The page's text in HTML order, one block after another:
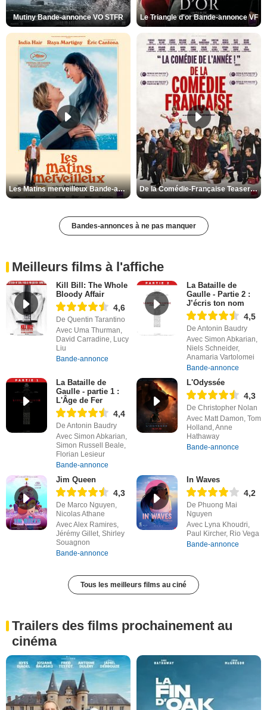
Mutiny Bande-annonce VO STFR Le Triangle d'or Bande-annonce VF
Les Matins merveilleux Bande-annonce VF De la Comédie-Française Teaser VF
Bandes-annonces à ne pas manquer
Meilleurs films à l'affiche
Kill Bill: The Whole
Bloody Affair
4,6
De Quentin Tarantino
Avec Uma Thurman,
David Carradine, Lucy
Liu
Bande-annonce
La Bataille de
Gaulle - Partie 2 :
J’écris ton nom
4,5
De Antonin Baudry
Avec Simon Abkarian,
Niels Schneider,
Anamaria Vartolomei
Bande-annonce
La Bataille de
Gaulle - partie 1 :
L'Âge de Fer
4,4
De Antonin Baudry
Avec Simon Abkarian,
Simon Russell Beale,
Florian Lesieur
Bande-annonce
L'Odyssée
4,3
De Christopher Nolan
Avec Matt Damon, Tom
Holland, Anne
Hathaway
Bande-annonce
Jim Queen
4,3
De Marco Nguyen,
Nicolas Athane
Avec Alex Ramires,
Jérémy Gillet, Shirley
Souagnon
Bande-annonce
In Waves
4,2
De Phuong Mai
Nguyen
Avec Lyna Khoudri,
Paul Kircher, Rio Vega
Bande-annonce
Tous les meilleurs films au ciné
Trailers des films prochainement au
cinéma